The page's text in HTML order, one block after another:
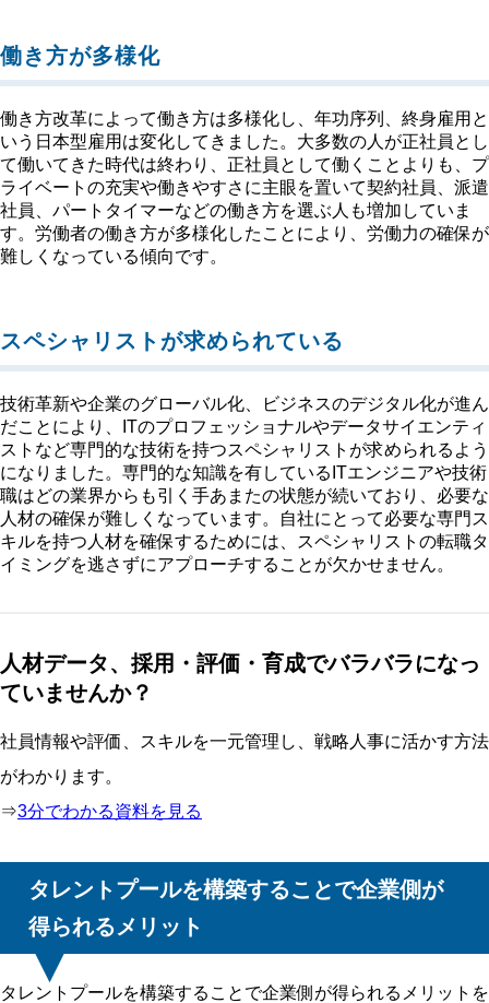
働き方が多様化
働き方改革によって働き方は多様化し、年功序列、終身雇用と
いう日本型雇用は変化してきました。大多数の人が正社員とし
て働いてきた時代は終わり、正社員として働くことよりも、プ
ライベートの充実や働きやすさに主眼を置いて契約社員、派遣
社員、パートタイマーなどの働き方を選ぶ人も増加していま
す。労働者の働き方が多様化したことにより、労働力の確保が
難しくなっている傾向です。
スペシャリストが求められている
技術革新や企業のグローバル化、ビジネスのデジタル化が進ん
だことにより、ITのプロフェッショナルやデータサイエンティ
ストなど専門的な技術を持つスペシャリストが求められるよう
になりました。専門的な知識を有しているITエンジニアや技術
職はどの業界からも引く手あまたの状態が続いており、必要な
人材の確保が難しくなっています。自社にとって必要な専門ス
キルを持つ人材を確保するためには、スペシャリストの転職タ
イミングを逃さずにアプローチすることが欠かせません。
人材データ、採用・評価・育成でバラバラになっ
ていませんか？
社員情報や評価、スキルを一元管理し、戦略人事に活かす方法
がわかります。
⇒3分でわかる資料を見る
タレントプールを構築することで企業側が
得られるメリット
タレントプールを構築することで企業側が得られるメリットを